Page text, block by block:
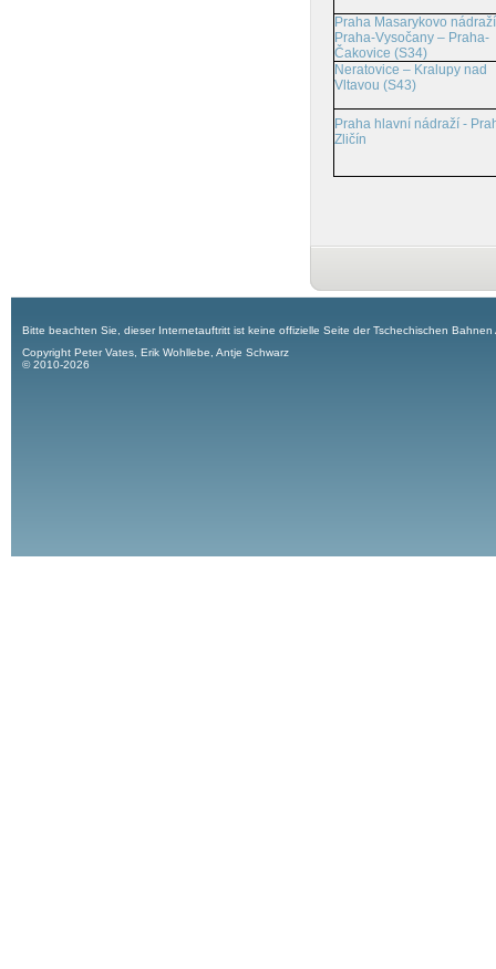
Praha Masarykovo
Praha-Vysočany – Praha-
Čakovice (S34)
Neratovice – Kralupy nad
Vltavou (S43)
Praha hlavní nádraží -
Zličín
Bitte beachten Sie, dieser Internetauftritt ist keine offizielle Seite der Tschechischen
Copyright Peter Vates, Erik Wohllebe, Antje Schwarz
© 2010-2026